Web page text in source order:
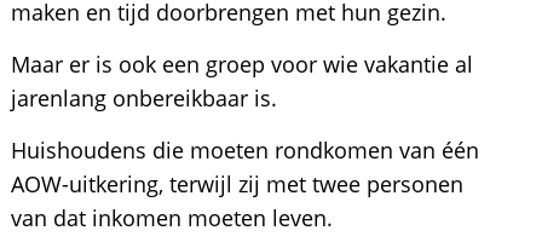
maken en tijd doorbrengen met hun gezin.
Maar er is ook een groep voor wie vakantie al
jarenlang onbereikbaar is.
Huishoudens die moeten rondkomen van één
AOW-uitkering, terwijl zij met twee personen
van dat inkomen moeten leven.